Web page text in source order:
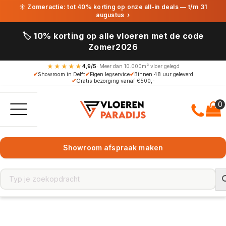
☀ Zomeractie: tot 40% korting op onze all-in deals — t/m 31
augustus ›
🏷️ 10% korting op alle vloeren met de code
Zomer2026
★★★★★ 4,9/5· Meer dan 10.000m² vloer gelegd
✔Showroom in Delft✔Eigen legservice✔Binnen 48 uur geleverd
✔Gratis bezorging vanaf €500,-
Showroom afspraak maken